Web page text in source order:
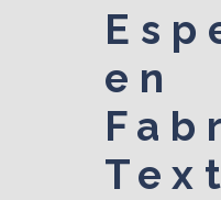
en